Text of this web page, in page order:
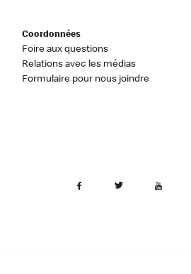
Coordonnées
Foire aux questions
Relations avec les médias
Formulaire pour nous joindre